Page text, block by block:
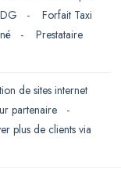
- Forfait Taxi
- Prestataire
de sites internet
partenaire
-
plus de clients via